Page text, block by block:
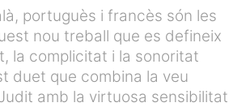
portuguès i francès són les
nou treball que es defineix
la complicitat i la sonoritat
duet que combina la veu
amb la virtuosa sensibilitat